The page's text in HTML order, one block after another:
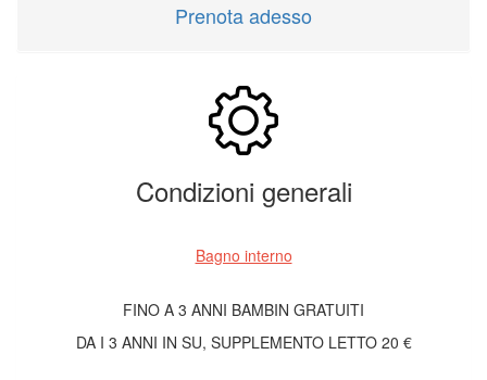
Prenota adesso
Condizioni generali
Bagno interno
FINO A 3 ANNI BAMBIN GRATUITI
DA I 3 ANNI IN SU, SUPPLEMENTO LETTO 20 €